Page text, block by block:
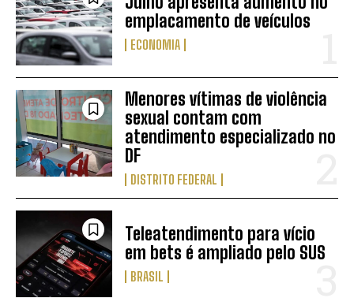
emplacamento de veículos
ECONOMIA
Menores vítimas de violência
sexual contam com
atendimento especializado no
DF
DISTRITO FEDERAL
Teleatendimento para vício
em bets é ampliado pelo SUS
BRASIL